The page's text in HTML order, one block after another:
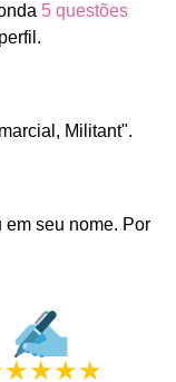
5 questões
Militant".
em seu nome. Por
★★★★